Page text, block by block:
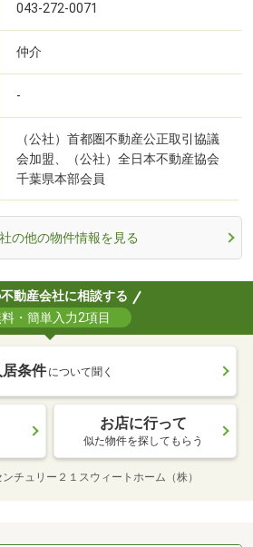
043-272-0071
仲介
-
（公社）首都圏不動産公正取引協議
会加盟、（公社）全日本不動産協会
千葉県本部会員
の他の物件情報を見る
動産会社に相談する
・簡単入力2項目
居条件 について聞く
お店に行って
似た物件を探してもらう
ンチュリー２１スウィートホーム（株）